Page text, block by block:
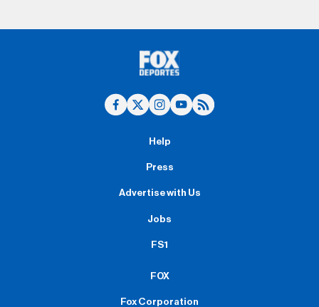
Help
Press
Advertise with Us
Jobs
FS1
FOX
Fox Corporation